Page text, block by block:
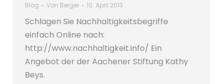
Blog Von Berger 10. April 2013
Schlagen Sie Nachhaltigkeitsbegriffe
einfach Online nach:
http://www.nachhaltigkeit.info/ Ein
Angebot der der Aachener Stiftung Kathy
Beys.